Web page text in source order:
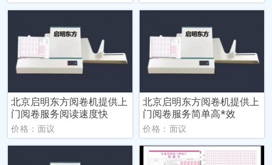
北京启明东方阅卷机提供上
门阅卷服务阅读速度快
价格：面议
北京启明东方阅卷机提供上
门阅卷服务简单高*效
价格：面议